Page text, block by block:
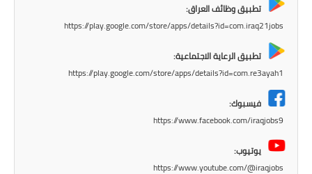
دروس
تطبيق وظائف العراق:
https://play.google.com/store/apps/details?id=com.iraq21jobs
تطبيق الرعاية الاجتماعية:
https://play.google.com/store/apps/details?id=com.re3ayah1
فيسبوك:
https://www.facebook.com/iraqjobs9
يوتيوب:
https://www.youtube.com/@iraqjobs